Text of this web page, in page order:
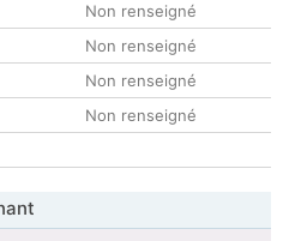
Non renseigné
Non renseigné
Non renseigné
Non renseigné